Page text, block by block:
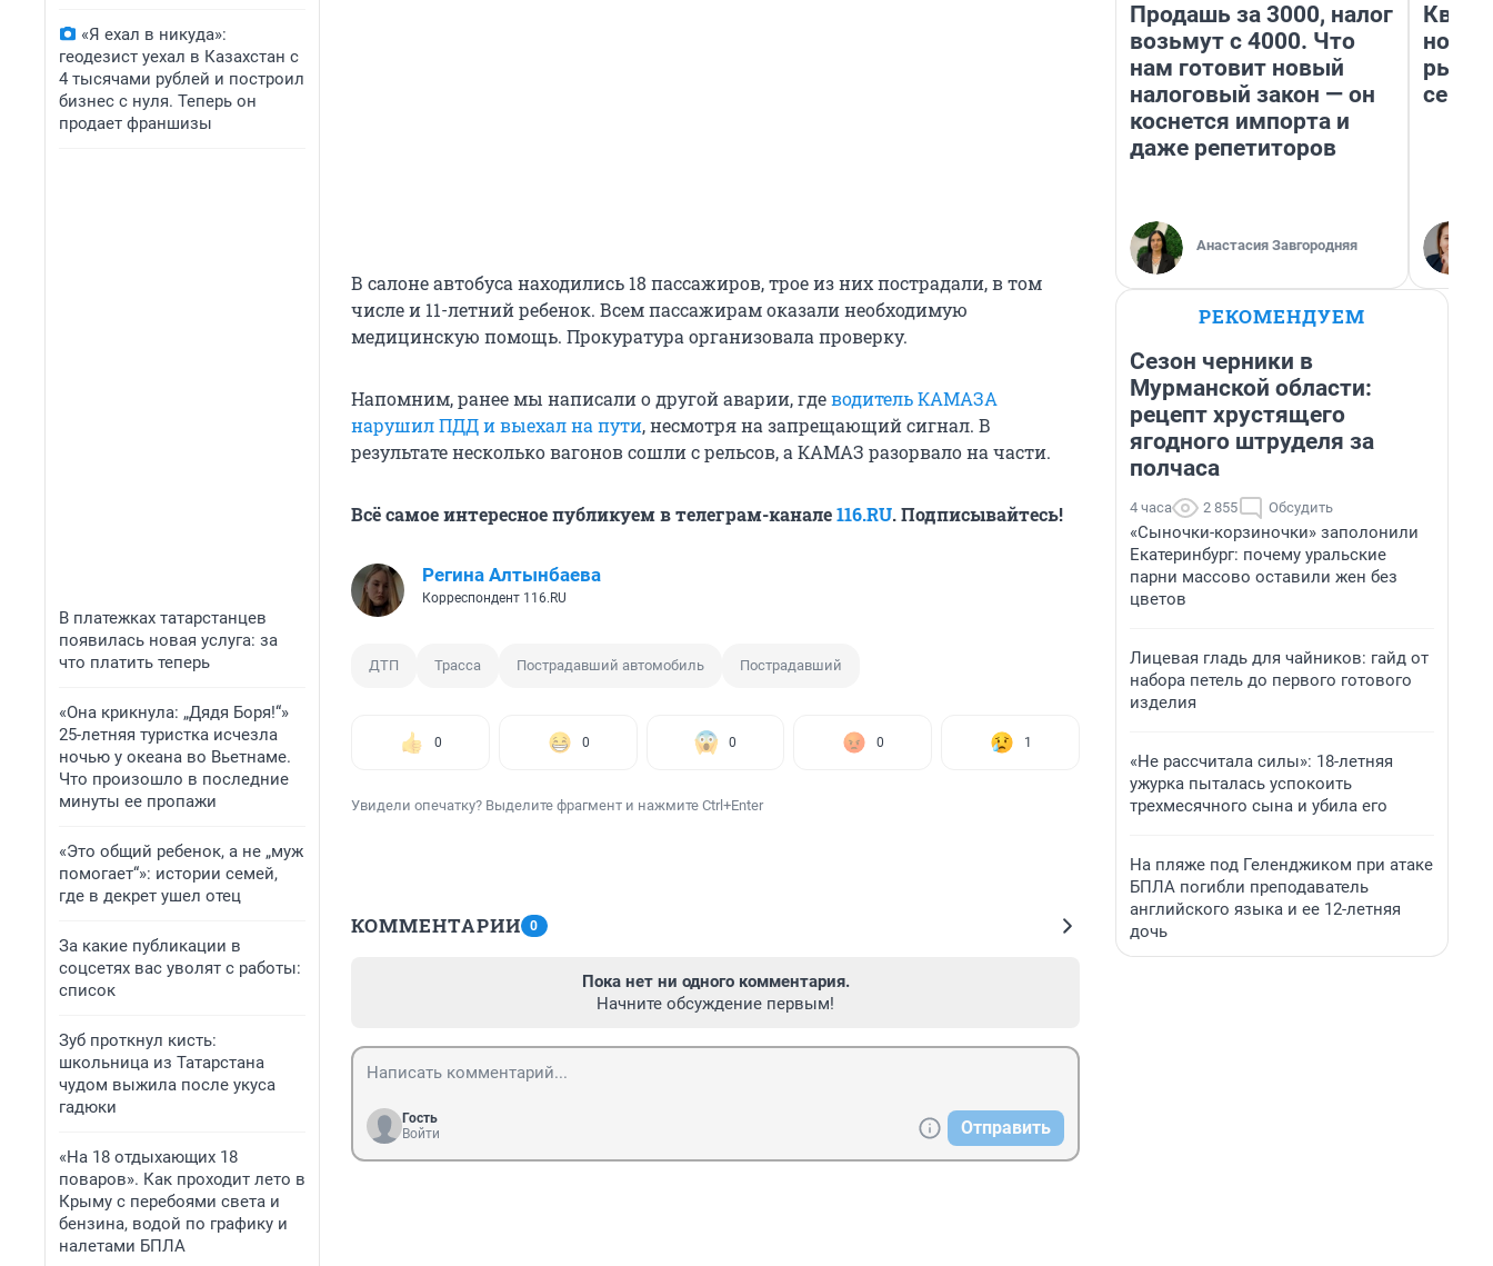
«Я ехал в никуда»:
геодезист уехал в Казахстан с
4 тысячами рублей и построил
бизнес с нуля. Теперь он
продает франшизы
В платежках татарстанцев
появилась новая услуга: за
что платить теперь
«Она крикнула: „Дядя Боря!“»
25-летняя туристка исчезла
ночью у океана во Вьетнаме.
Что произошло в последние
минуты ее пропажи
«Это общий ребенок, а не „муж
помогает“»: истории семей,
где в декрет ушел отец
За какие публикации в
соцсетях вас уволят с работы:
список
Зуб проткнул кисть:
школьница из Татарстана
чудом выжила после укуса
гадюки
«На 18 отдыхающих 18
поваров». Как проходит лето в
Крыму с перебоями света и
бензина, водой по графику и
налетами БПЛА
В салоне автобуса находились 18 пассажиров, трое из них пострадали, в том
числе и 11-летний ребенок. Всем пассажирам оказали необходимую
медицинскую помощь. Прокуратура организовала проверку.
Напомним, ранее мы написали о другой аварии, гдеводитель КАМАЗА
нарушил ПДД и выехал на пути, несмотря на запрещающий сигнал. В
результате несколько вагонов сошли с рельсов, а КАМАЗ разорвало на части.
Всё самое интересное публикуем в телеграм-канале116.RU. Подписывайтесь!
Регина Алтынбаева
Корреспондент 116.RU
ДТП Трасса Пострадавший автомобиль Пострадавший
0 0 0 0 1
Увидели опечатку? Выделите фрагмент и нажмите Ctrl+Enter
КОММЕНТАРИИ 0
Пока нет ни одного комментария.
Начните обсуждение первым!
Гость
Войти
Отправить
Продашь за 3000, налог
возьмут с 4000. Что
нам готовит новый
налоговый закон — он
коснется импорта и
даже репетиторов
Анастасия Завгородняя
но
РЕКОМЕНДУЕМ
Сезон черники в
Мурманской области:
рецепт хрустящего
ягодного штруделя за
полчаса
4 часа 2 855 Обсудить
«Сыночки-корзиночки» заполонили
Екатеринбург: почему уральские
парни массово оставили жен без
цветов
Лицевая гладь для чайников: гайд от
набора петель до первого готового
изделия
«Не рассчитала силы»: 18-летняя
ужурка пыталась успокоить
трехмесячного сына и убила его
На пляже под Геленджиком при атаке
БПЛА погибли преподаватель
английского языка и ее 12-летняя
дочь